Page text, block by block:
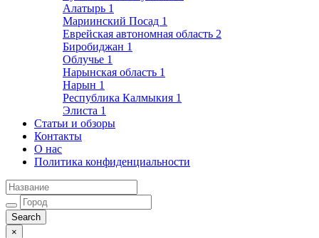
Алатырь 1
Мариинский Посад 1
Еврейская автономная область 2
Биробиджан 1
Облучье 1
Нарынская область 1
Нарын 1
Республика Калмыкия 1
Элиста 1
Статьи и обзоры
Контакты
О нас
Политика конфиденциальности
×